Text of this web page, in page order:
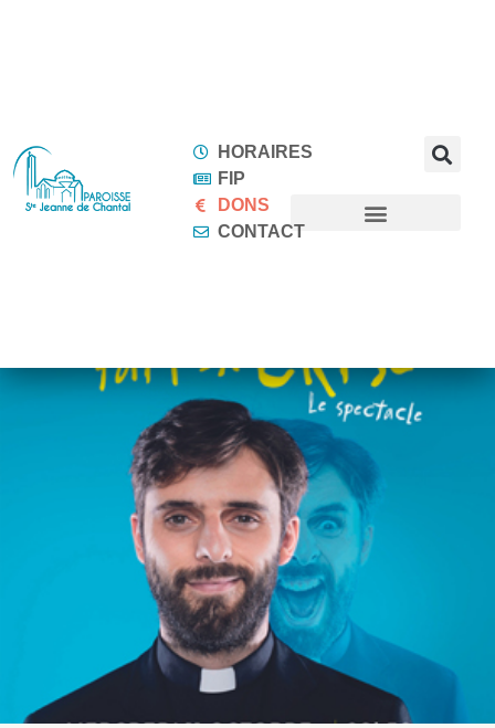
HORAIRES
FIP
DONS
CONTACT